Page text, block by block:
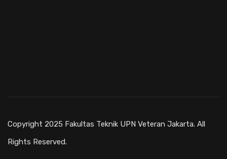
Copyright 2025 Fakultas Teknik UPN Veteran Jakarta. All
Rights Reserved.